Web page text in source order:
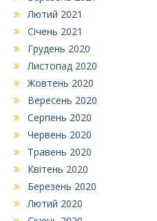
Лютий 2021
Січень 2021
Грудень 2020
Листопад 2020
Жовтень 2020
Вересень 2020
Серпень 2020
Червень 2020
Травень 2020
Квітень 2020
Березень 2020
Лютий 2020